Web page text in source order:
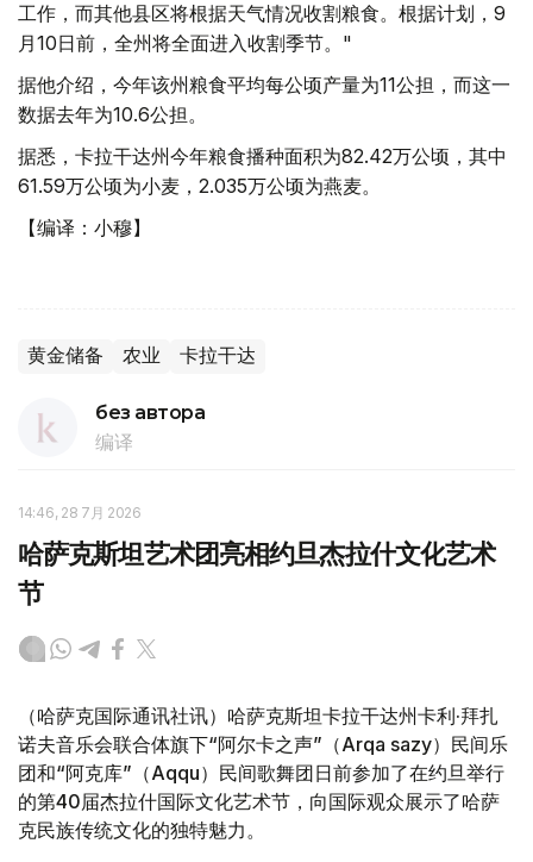
工作，而其他县区将根据天气情况收割粮食。根据计划，9
月10日前，全州将全面进入收割季节。"
据他介绍，今年该州粮食平均每公顷产量为11公担，而这一
数据去年为10.6公担。
据悉，卡拉干达州今年粮食播种面积为82.42万公顷，其中
61.59万公顷为小麦，2.035万公顷为燕麦。
【编译：小穆】
黄金储备 农业 卡拉干达
без автора
编译
14:46, 28 7月 2026
哈萨克斯坦艺术团亮相约旦杰拉什文化艺术
节
（哈萨克国际通讯社讯）哈萨克斯坦卡拉干达州卡利·拜扎
诺夫音乐会联合体旗下“阿尔卡之声”（Arqa sazy）民间乐
团和“阿克库”（Aqqu）民间歌舞团日前参加了在约旦举行
的第40届杰拉什国际文化艺术节，向国际观众展示了哈萨
克民族传统文化的独特魅力。